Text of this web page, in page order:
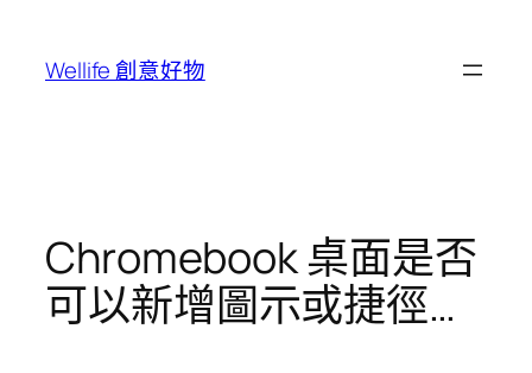
Wellife 創意好物
Chromebook 桌面是否
可以新增圖示或捷徑…